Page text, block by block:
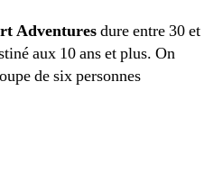
Adventuresdure entre 30 et
aux 10 ans et plus. On
de six personnes